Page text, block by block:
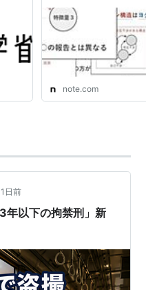
note.com
1日前
年以下の拘禁刑」新